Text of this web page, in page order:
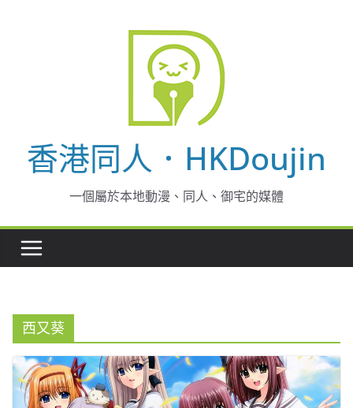
香港同人．HKDoujin
一個屬於本地動漫、同人、御宅的媒體
西又葵